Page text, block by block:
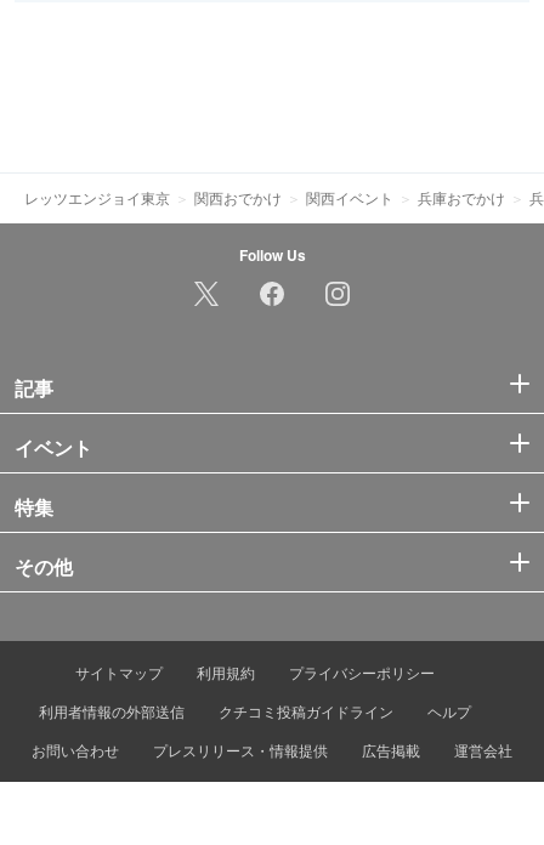
レッツエンジョイ東京 関西おでかけ 関西イベント 兵庫おでかけ
Follow Us
記事
イベント
特集
その他
サイトマップ 利用規約
プライバシーポリシー
利用者情報の外部送信
クチコミ投稿ガイドライン
ヘルプ
お問い合わせ
プレスリリース・情報提供 広告掲載 運営会社